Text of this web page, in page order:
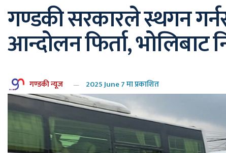
गण्डकी सरकारले स्थगन
आन्दोलन फिर्ता, भोलिबाट
गण्डकी न्यूज 2025 June 7 मा प्रकाशित